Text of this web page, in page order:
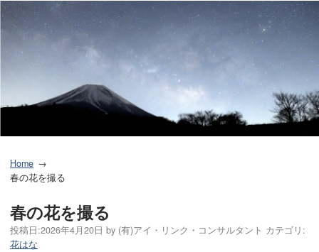
Home
春の花を撮る
春の花を撮る
投稿日:2026年4月20日 by (有)アイ・リンク・コンサルタント カテゴリ:
花はな